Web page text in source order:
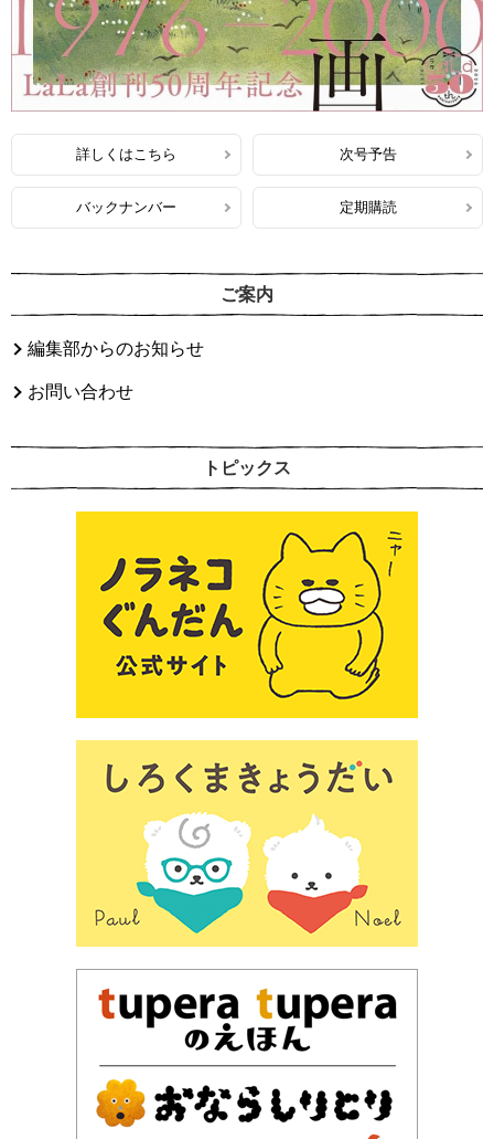
詳しくはこちら 次号予告
バックナンバー 定期購読
ご案内
編集部からのお知らせ
お問い合わせ
トピックス